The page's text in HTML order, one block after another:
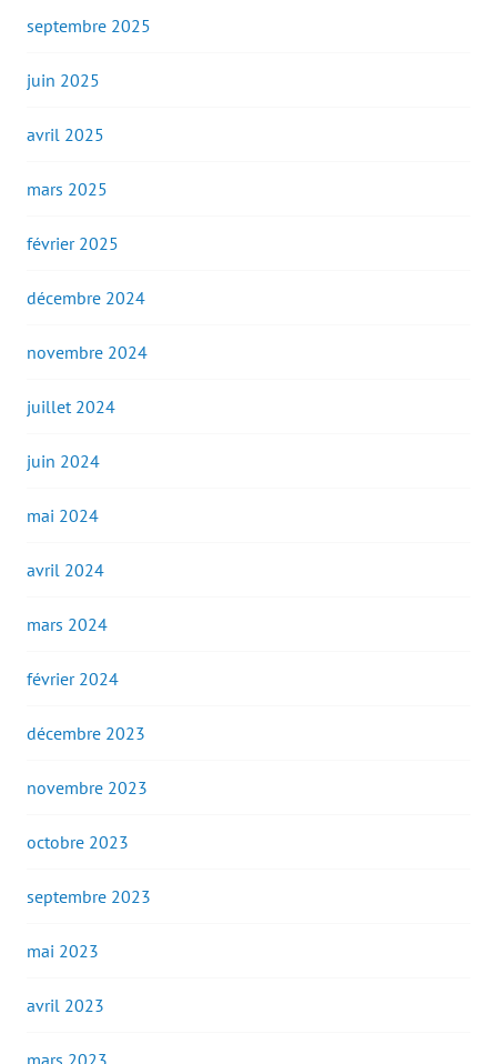
septembre 2025
juin 2025
avril 2025
mars 2025
février 2025
décembre 2024
novembre 2024
juillet 2024
juin 2024
mai 2024
avril 2024
mars 2024
février 2024
décembre 2023
novembre 2023
octobre 2023
septembre 2023
mai 2023
avril 2023